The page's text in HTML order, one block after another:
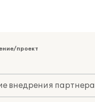
проект
внедрения партнера